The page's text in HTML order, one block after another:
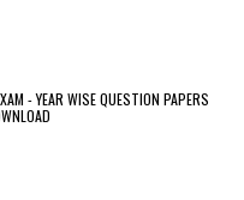
- YEAR WISE QUESTION PAPERS